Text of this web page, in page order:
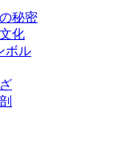
秘密
化
ボル